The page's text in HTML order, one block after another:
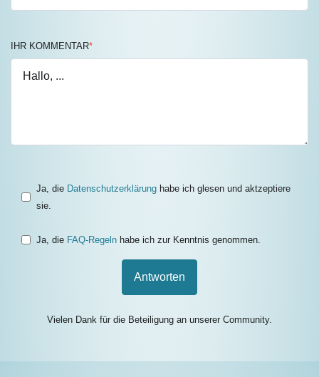
IHR KOMMENTAR*
Ja, die Datenschutzerklärung habe ich glesen und aktzeptiere
sie.
Ja, die FAQ-Regeln habe ich zur Kenntnis genommen.
Antworten
Vielen Dank für die Beteiligung an unserer Community.